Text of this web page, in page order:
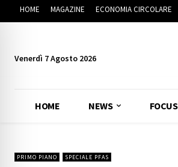
HOME MAGAZINE ECONOMIA CIRCOLARE
Venerdì 7 Agosto 2026
HOME NEWS FOCUS
PRIMO PIANO SPECIALE PFAS